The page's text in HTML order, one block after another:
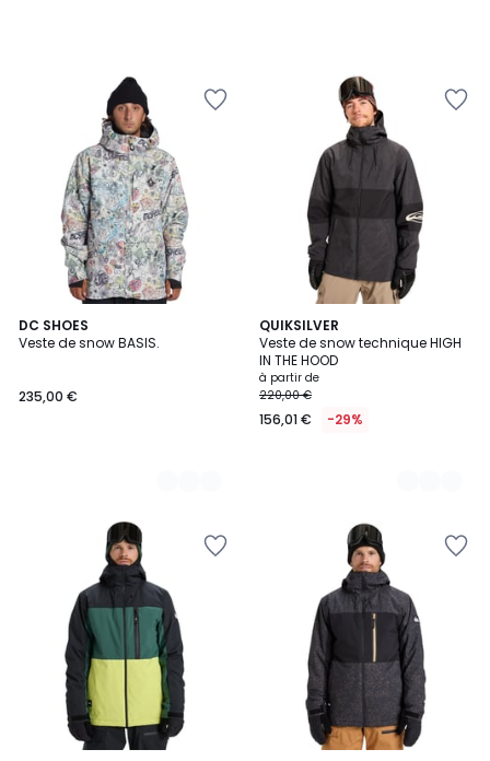
DC SHOES
Veste de snow BASIS.
235,00 €
2
Couleurs
QUIKSILVER
Veste de snow technique HIGH
IN THE HOOD
à partir de
220,00 €
156,01 € -29%
3
Couleurs